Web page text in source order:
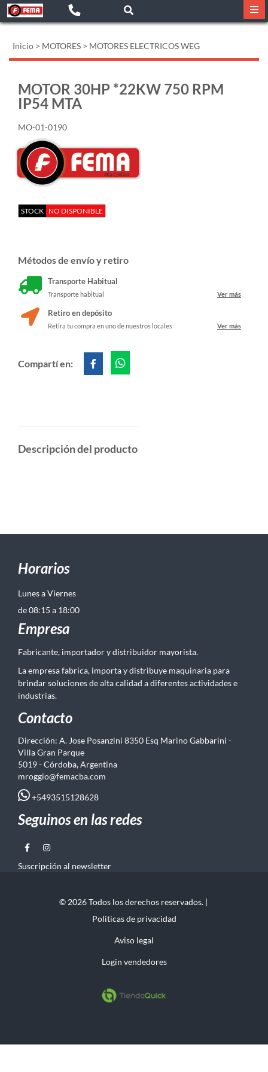
Inicio > MOTORES > MOTORES ELECTRICOS WEG
MOTOR 30HP *22KW 750 RPM
IP54 MTA
MO-01-0190
STOCK NO DISPONIBLE
Métodos de envío y retiro
Transporte Habitual
Transporte habitual Ver más
Retiro en depósito
Retira tu compra en uno de nuestros locales Ver más
Compartí en:
Descripción del producto
Horarios
Lunes a Viernes
de 08:15 a 18:00
Empresa
Fabricante, importador y distribuidor mayorista.
La empresa fabrica, importa y distribuye maquinaria para
brindar soluciones de alta calidad a diferentes actividades e
industrias.
Contacto
Dirección: A. Jose Posanzini 8350 Esq Marino Gabbarini -
Villa Gran Parque
5019 - Córdoba, Argentina
mroggio@femacba.com
+5493515128628
Seguinos en las redes
Suscripción al newsletter
© 2026 Todos los derechos reservados. |
Politicas de privacidad
Aviso legal
Login vendedores